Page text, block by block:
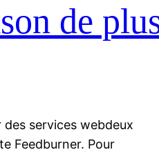
de
services webdeux
Feedburner. Pour